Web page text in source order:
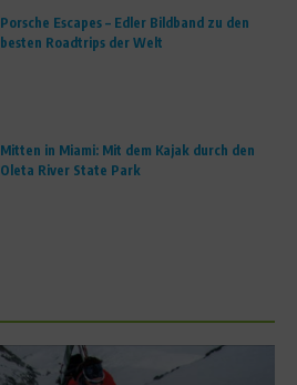
Porsche Escapes – Edler Bildband zu den
besten Roadtrips der Welt
Mitten in Miami: Mit dem Kajak durch den
Oleta River State Park